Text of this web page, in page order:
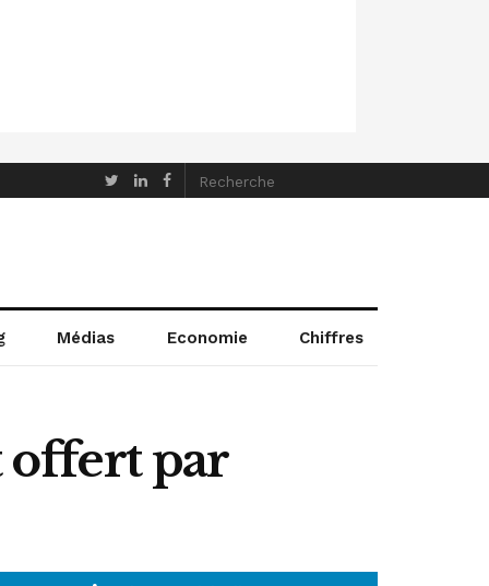
Médias Economie Chiffres
offert par